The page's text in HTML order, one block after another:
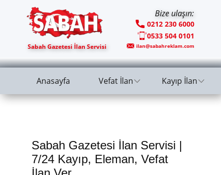
Bize ulaşın:
0212 230 6000
0533 504 0101
Sabah Gazetesi İlan Servisi ilan@sabahreklam.com
Anasayfa Vefat İlan Kayıp İlan
Sabah Gazetesi İlan Servisi |
7/24 Kayıp, Eleman, Vefat